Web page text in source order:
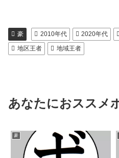
豪 2010年代 2020年代
地区王者
地域王者
あなたにおススメ
豪